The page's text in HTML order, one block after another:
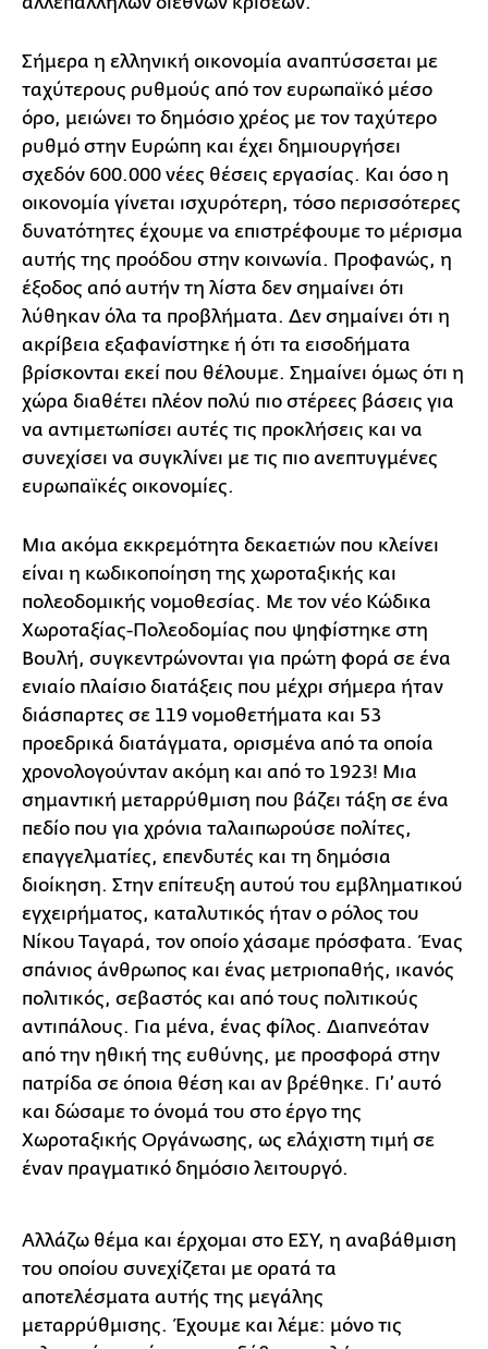
Σήμερα η ελληνική οικονομία αναπτύσσεται με
ταχύτερους ρυθμούς από τον ευρωπαϊκό μέσο
όρο, μειώνει το δημόσιο χρέος με τον ταχύτερο
ρυθμό στην Ευρώπη και έχει δημιουργήσει
σχεδόν 600.000 νέες θέσεις εργασίας. Και όσο η
οικονομία γίνεται ισχυρότερη, τόσο περισσότερες
δυνατότητες έχουμε να επιστρέφουμε το μέρισμα
αυτής της προόδου στην κοινωνία. Προφανώς, η
έξοδος από αυτήν τη λίστα δεν σημαίνει ότι
λύθηκαν όλα τα προβλήματα. Δεν σημαίνει ότι η
ακρίβεια εξαφανίστηκε ή ότι τα εισοδήματα
βρίσκονται εκεί που θέλουμε. Σημαίνει όμως ότι η
χώρα διαθέτει πλέον πολύ πιο στέρεες βάσεις για
να αντιμετωπίσει αυτές τις προκλήσεις και να
συνεχίσει να συγκλίνει με τις πιο ανεπτυγμένες
ευρωπαϊκές οικονομίες.
Μια ακόμα εκκρεμότητα δεκαετιών που κλείνει
είναι η κωδικοποίηση της χωροταξικής και
πολεοδομικής νομοθεσίας. Με τον νέο Κώδικα
Χωροταξίας-Πολεοδομίας που ψηφίστηκε στη
Βουλή, συγκεντρώνονται για πρώτη φορά σε ένα
ενιαίο πλαίσιο διατάξεις που μέχρι σήμερα ήταν
διάσπαρτες σε 119 νομοθετήματα και 53
προεδρικά διατάγματα, ορισμένα από τα οποία
χρονολογούνταν ακόμη και από το 1923! Μια
σημαντική μεταρρύθμιση που βάζει τάξη σε ένα
πεδίο που για χρόνια ταλαιπωρούσε πολίτες,
επαγγελματίες, επενδυτές και τη δημόσια
διοίκηση. Στην επίτευξη αυτού του εμβληματικού
εγχειρήματος, καταλυτικός ήταν ο ρόλος του
Νίκου Ταγαρά, τον οποίο χάσαμε πρόσφατα. Ένας
σπάνιος άνθρωπος και ένας μετριοπαθής, ικανός
πολιτικός, σεβαστός και από τους πολιτικούς
αντιπάλους. Για μένα, ένας φίλος. Διαπνεόταν
από την ηθική της ευθύνης, με προσφορά στην
πατρίδα σε όποια θέση και αν βρέθηκε. Γι’ αυτό
και δώσαμε το όνομά του στο έργο της
Χωροταξικής Οργάνωσης, ως ελάχιστη τιμή σε
έναν πραγματικό δημόσιο λειτουργό.
Αλλάζω θέμα και έρχομαι στο ΕΣΥ, η αναβάθμιση
του οποίου συνεχίζεται με ορατά τα
αποτελέσματα αυτής της μεγάλης
μεταρρύθμισης. Έχουμε και λέμε: μόνο τις